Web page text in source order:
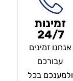
זמינות
24/7
אנחנו זמינים
עבורכם
ולמענכם בכל